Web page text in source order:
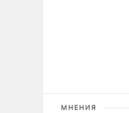
МНЕНИЯ